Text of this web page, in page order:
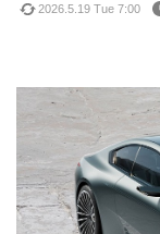
2026.5.19 Tue 7:00